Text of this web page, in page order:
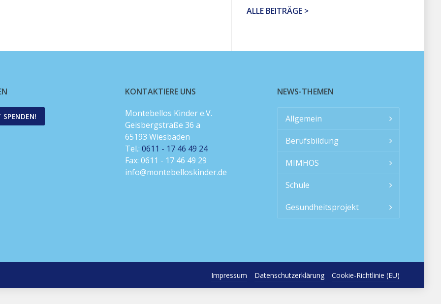
ALLE BEITRÄGE >
SPENDEN!
KONTAKTIERE UNS
Montebellos Kinder e.V.
Geisbergstraße 36 a
65193 Wiesbaden
Tel.: 0611 - 17 46 49 24
Fax: 0611 - 17 46 49 29
info@montebelloskinder.de
NEWS-THEMEN
Allgemein
Berufsbildung
MIMHOS
Schule
Gesundheitsprojekt
Impressum Datenschutzerklärung Cookie-Richtlinie (EU)